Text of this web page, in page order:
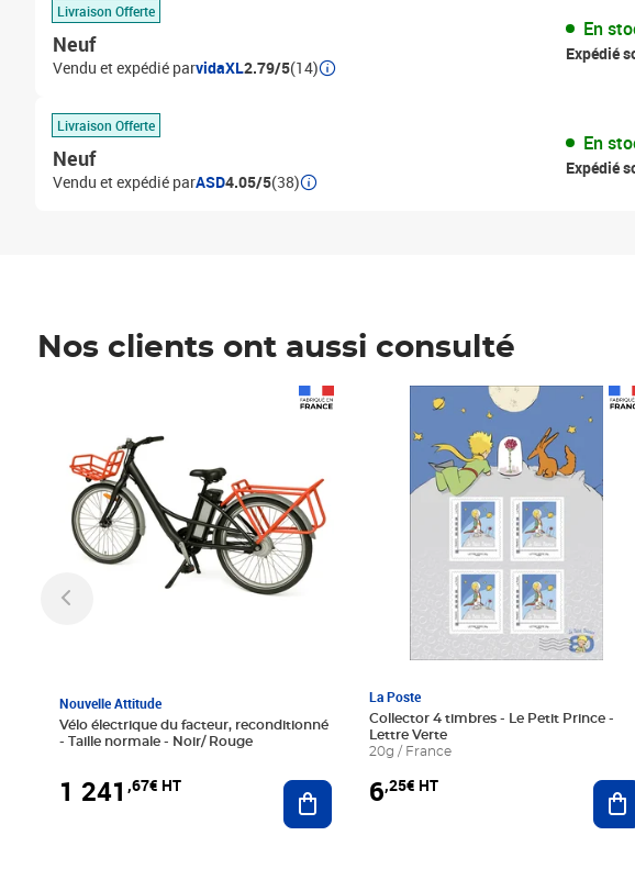
Livraison Offerte
Neuf
Vendu et expédié parvidaXL2.79/5(14)
En
Expédié
Livraison Offerte
Neuf
Vendu et expédié parASD4.05/5(38)
En
Expédié
Nos clients ont aussi consulté
Nouvelle Attitude
Vélo électrique du facteur, reconditionné
- Taille normale - Noir/ Rouge
1 241 ,67€ HT Ajouter au panier
La Poste
Collector 4 timbres - Le Petit Prince -
Lettre Verte
20g / France
6,25€ HT
Prix 6,25€ HT